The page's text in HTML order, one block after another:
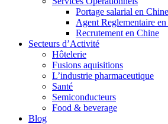
Portage salarial en Chine
Agent Reglementaire
Recrutement en Chine
Secteurs d’Activité
Hôtelerie
Fusions aquisitions
L’industrie pharmaceutique
Santé
Semiconducteurs
Food & beverage
Blog